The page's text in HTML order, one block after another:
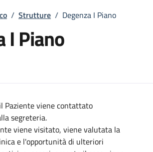
pane
/ Strutture / Degenza I Piano
I Piano
Paziente viene contattato
segreteria.
viene visitato, viene valutata la
e l'opportunità di ulteriori